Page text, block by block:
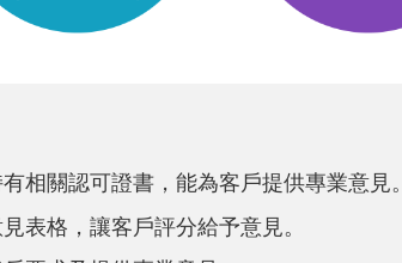
相關認可證書，能為客戶提供專業意見。
表格，讓客戶評分給予意見。